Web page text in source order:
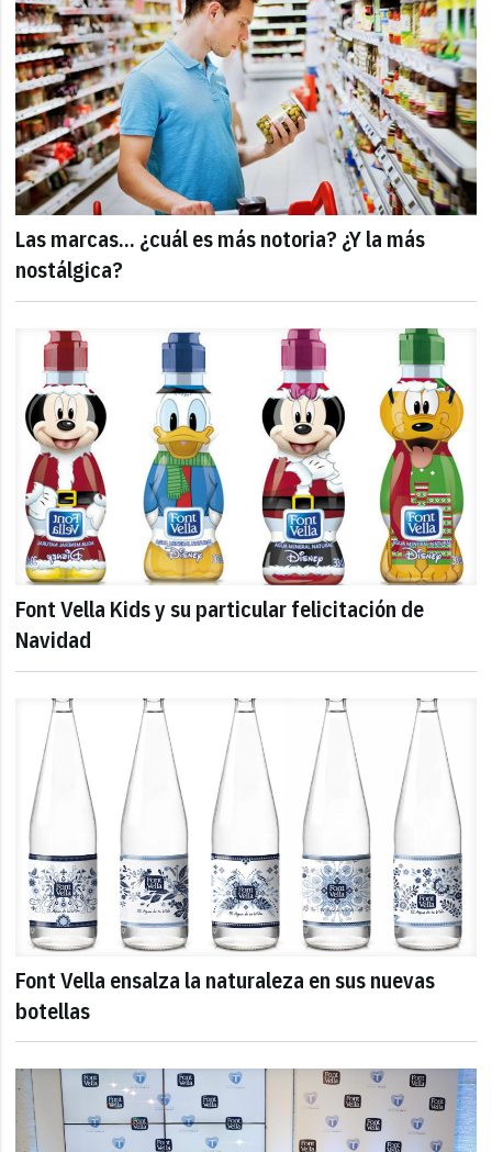
Las marcas... ¿cuál es más notoria? ¿Y la más
nostálgica?
Font Vella Kids y su particular felicitación de
Navidad
Font Vella ensalza la naturaleza en sus nuevas
botellas